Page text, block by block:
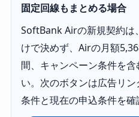
固定回線もまとめる場合
SoftBank Airの新規契約は
けで決めず、Airの月額
間、キャンペーン条件を
い。次のボタンは広告リ
条件と現在の申込条件を確